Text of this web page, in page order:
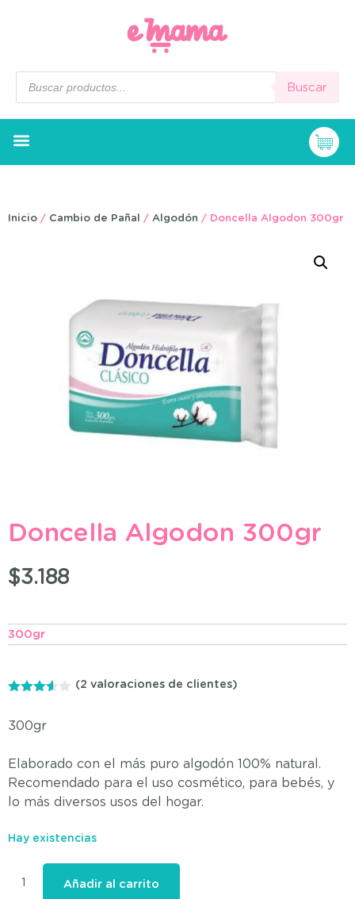
Buscar
Inicio / Cambio de Pañal / Algodón / Doncella Algodon 300gr
Doncella Algodon 300gr
$3.188
300gr
(2 valoraciones de clientes)
300gr
Elaborado con el más puro algodón 100% natural.
Recomendado para el uso cosmético, para bebés, y
lo más diversos usos del hogar.
Hay existencias
Añadir al carrito